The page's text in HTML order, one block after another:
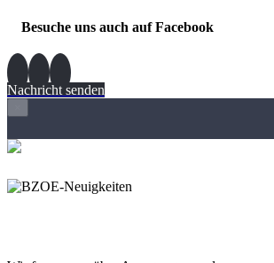
Besuche uns auch auf Facebook
Nachricht senden